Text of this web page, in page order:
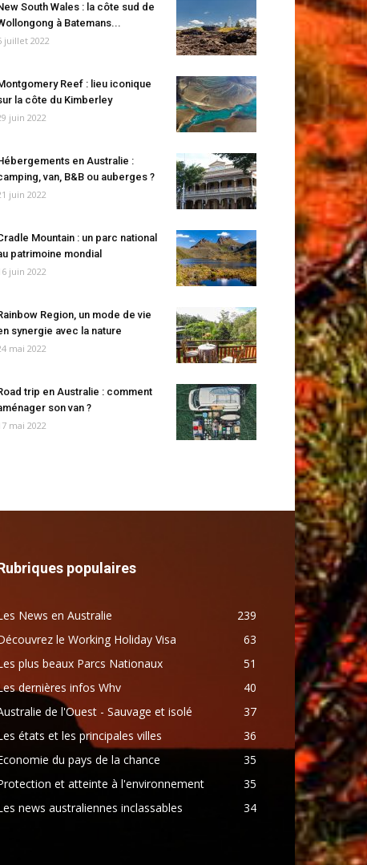
South Wales : la côte sud de
à Batemans...
juillet 2022
Reef : lieu iconique
la côte du Kimberley
juin 2022
en Australie :
van, B&B ou auberges ?
juin 2022
Mountain : un parc national
patrimoine mondial
juin 2022
Region, un mode de vie
synergie avec la nature
mai 2022
trip en Australie : comment
son van ?
mai 2022
populaires
News en Australie
239
le Working Holiday Visa
63
plus beaux Parcs Nationaux
51
dernières infos Whv
40
de l'Ouest - Sauvage et isolé
37
états et les principales villes
36
du pays de la chance
35
et atteinte à l'environnement
35
news australiennes inclassables
34